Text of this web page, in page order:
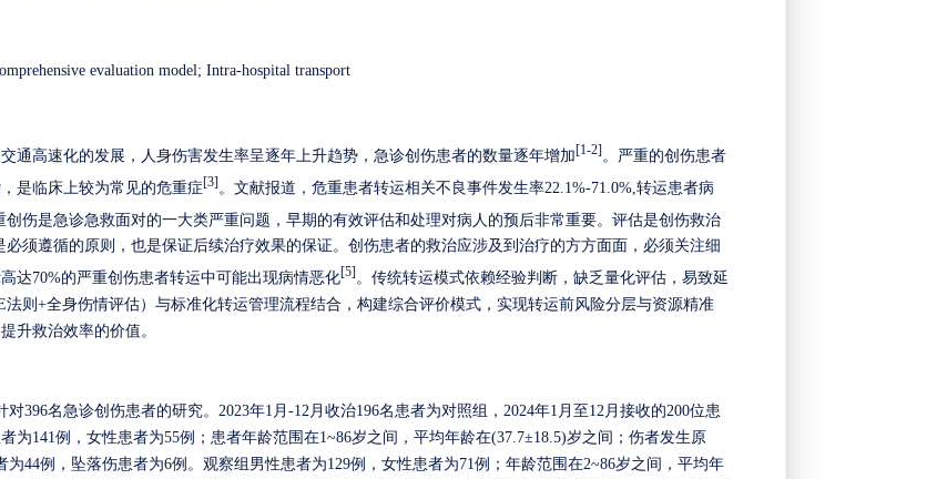
evaluation model; Intra-hospital transport
通高速化的发展，人身伤害发生率呈逐年上升趋势，急诊创伤患者的数量逐年增加 [1-2] 。严重的创伤患者
是临床上较为常见的危重症[3] 。文献报道，危重患者转运相关不良事件发生率22.1%-71.0%,转运患者病
创伤是急诊急救面对的一大类严重问题，早期的有效评估和处理对病人的预后非常重要。评估是创伤救治
必须遵循的原则，也是保证后续治疗效果的保证。创伤患者的救治应涉及到治疗的方方面面，必须关注细
达70%的严重创伤患者转运中可能出现病情恶化 [5] 。传统转运模式依赖经验判断，缺乏量化评估，易致延
法则+全身伤情评估）与标准化转运管理流程结合，构建综合评价模式，实现转运前风险分层与资源精准
升救治效率的价值。
对396名急诊创伤患者的研究。 2023年1月-12月收治196名患者为对照组，2024年1月至12月接收的200位患
为141例，女性患者为55例；患者年龄范围在1~86岁之间，平均年龄在(37.7±18.5)岁之间；伤者发生原
44例，坠落伤患者为6例。观察组男性患者为129例，女性患者为71例；年龄范围在2~86岁之间，平均年